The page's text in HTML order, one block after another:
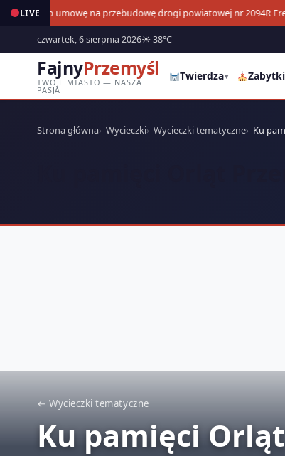
LIVE
Podpisano umowę na przebudowę drogi powiatowej nr 2094R
czwartek, 6 sierpnia 2026☀ 38°C
FajnyPrzemyśl
TWOJE MIASTO — NASZA
PASJA
Twierdza▾ Zabytki
Strona główna Wycieczki Wycieczki tematyczne Ku
← Wycieczki tematyczne
Ku pamięci